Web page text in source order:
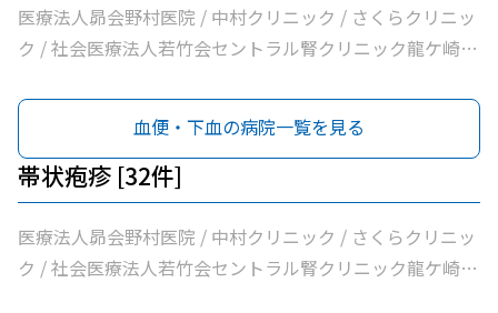
法人社団清和会いしかわクリニック / 横田医院 / 茨城県竜
ケ崎保健所 / 朝野循環器内科クリニック / 医療法人いがら
医院 / 八代内科医院 / 高田整形外科 / 龍ケ崎済生会病院 /
うちだ医院 / ユビキタスクリニック / 医療法人社団八峰会
池田病院
医療法人昴会野村医院 / 中村クリニック / さくらクリニッ
ク / 社会医療法人若竹会セントラル腎クリニック龍ケ崎 /
外科 / 牛尾病院 / 松本クリニック / ひかりの森内科クリニ
ック / 吉澤胃腸内科医院 / 山村医院 / 山本医院 / 福岡小児
科医院 / 飯野クリニック / 松葉クリニック / 根本医院 / 医
療法人社団健幸福会龍ケ崎大徳ヘルシークリニック / 医療
法人社団清和会いしかわクリニック / 横田医院 / 茨城県竜
ケ崎保健所 / 朝野循環器内科クリニック / 医療法人いがら
血便・下血の病院一覧を見る
帯状疱疹 [32件]
医療法人昴会野村医院 / 中村クリニック / さくらクリニッ
ク / 社会医療法人若竹会セントラル腎クリニック龍ケ崎 /